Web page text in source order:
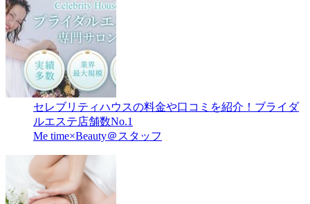
セレブリティハウスの料金や口コミを紹介！ブライダ
ルエステ店舗数No.1
Me time×Beauty＠スタッフ